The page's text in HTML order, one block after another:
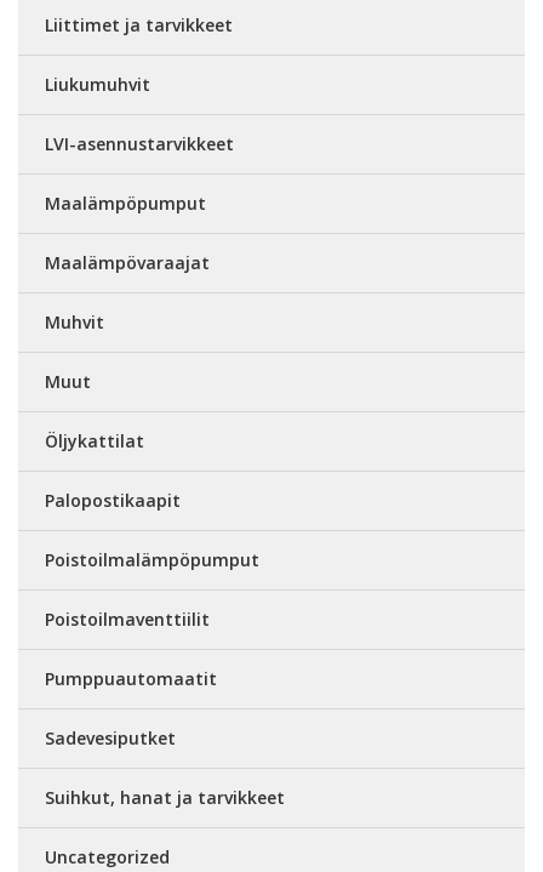
Liittimet ja tarvikkeet
Liukumuhvit
LVI-asennustarvikkeet
Maalämpöpumput
Maalämpövaraajat
Muhvit
Muut
Öljykattilat
Palopostikaapit
Poistoilmalämpöpumput
Poistoilmaventtiilit
Pumppuautomaatit
Sadevesiputket
Suihkut, hanat ja tarvikkeet
Uncategorized